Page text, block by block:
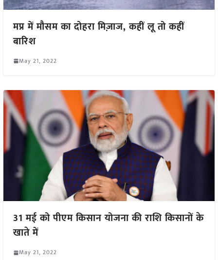
मप्र में मौसम का दोहरा मिज़ाज, कहीं लू तो कहीं
बारिश
May 21, 2022
31 मई को पीएम किसान योजना की राशि किसानों के
खाते में
May 21, 2022